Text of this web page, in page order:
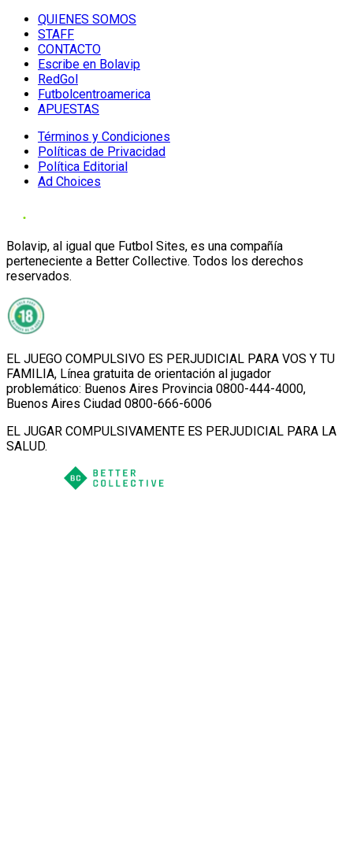
QUIENES SOMOS
STAFF
CONTACTO
Escribe en Bolavip
RedGol
Futbolcentroamerica
APUESTAS
Términos y Condiciones
Políticas de Privacidad
Política Editorial
Ad Choices
Bolavip, al igual que Futbol Sites, es una compañía
perteneciente a Better Collective. Todos los derechos
reservados.
EL JUEGO COMPULSIVO ES PERJUDICIAL PARA VOS Y TU
FAMILIA, Línea gratuita de orientación al jugador
problemático: Buenos Aires Provincia 0800-444-4000,
Buenos Aires Ciudad 0800-666-6006
EL JUGAR COMPULSIVAMENTE ES PERJUDICIAL PARA LA
SALUD.